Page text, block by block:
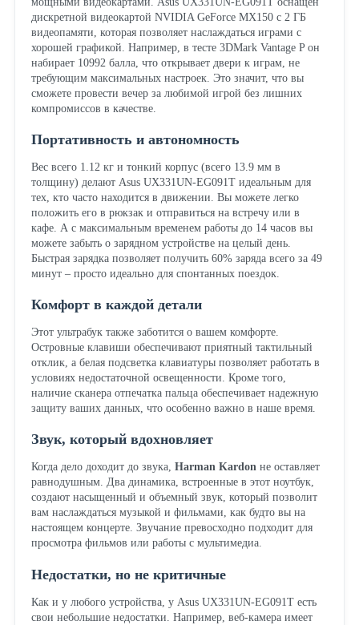
дискретной видеокартой NVIDIA GeForce MX150 с 2 ГБ
видеопамяти, которая позволяет наслаждаться играми с
хорошей графикой. Например, в тесте 3DMark Vantage P он
набирает 10992 балла, что открывает двери к играм, не
требующим максимальных настроек. Это значит, что вы
сможете провести вечер за любимой игрой без лишних
компромиссов в качестве.
Портативность и автономность
Вес всего 1.12 кг и тонкий корпус (всего 13.9 мм в
толщину) делают Asus UX331UN-EG091T идеальным для
тех, кто часто находится в движении. Вы можете легко
положить его в рюкзак и отправиться на встречу или в
кафе. А с максимальным временем работы до 14 часов вы
можете забыть о зарядном устройстве на целый день.
Быстрая зарядка позволяет получить 60% заряда всего за 49
минут – просто идеально для спонтанных поездок.
Комфорт в каждой детали
Этот ультрабук также заботится о вашем комфорте.
Островные клавиши обеспечивают приятный тактильный
отклик, а белая подсветка клавиатуры позволяет работать в
условиях недостаточной освещенности. Кроме того,
наличие сканера отпечатка пальца обеспечивает надежную
защиту ваших данных, что особенно важно в наше время.
Звук, который вдохновляет
Когда дело доходит до звука, Harman Kardonне оставляет
равнодушным. Два динамика, встроенные в этот ноутбук,
создают насыщенный и объемный звук, который позволит
вам наслаждаться музыкой и фильмами, как будто вы на
настоящем концерте. Звучание превосходно подходит для
просмотра фильмов или работы с мультимедиа.
Недостатки, но не критичные
Как и у любого устройства, у Asus UX331UN-EG091T есть
свои небольшие недостатки. Например, веб-камера имеет